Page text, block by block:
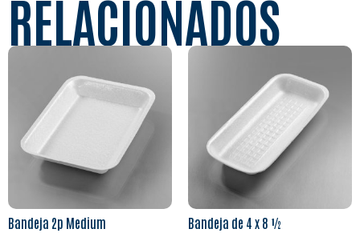
RELACIONADOS
Bandeja 2p Medium Bandeja de 4 x 8 ½